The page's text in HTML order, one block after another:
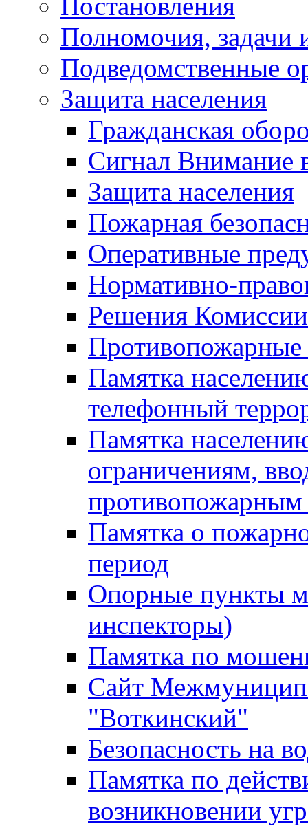
Полномочия, задачи
Подведомственные
Защита населения
Гражданская
Сигнал Внимание
Защита населения
Пожарная
Оперативные
Нормативно-
Решения
Противопожарные
Памятка
телефонный
Памятка
ограничениям,
Памятка о
период
Опорные пункты
инспекторы)
Памятка по
Сайт
"Воткинский"
Безопасность на
Памятка по
возникновении